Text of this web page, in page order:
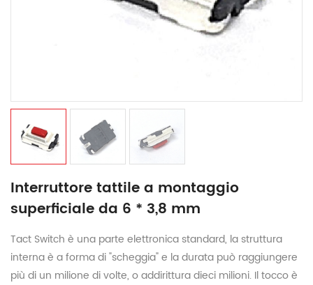
Interruttore tattile a montaggio
superficiale da 6 * 3,8 mm
Tact Switch è una parte elettronica standard, la struttura
interna è a forma di "scheggia" e la durata può raggiungere
più di un milione di volte, o addirittura dieci milioni. Il tocco è